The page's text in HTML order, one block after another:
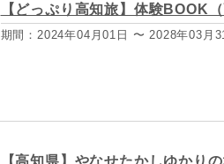
【どっぷり高知旅】体験BOOK
期間：2024年04月01日 〜 2028年03月
【高知県】やなせたかしゆかり